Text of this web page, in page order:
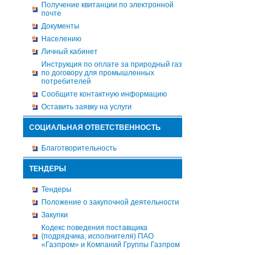
Получение квитанции по электронной
почте
Документы
Населению
Личный кабинет
Инструкция по оплате за природный газ
по договору для промышленных
потребителей
Сообщите контактную информацию
Оставить заявку на услуги
СОЦИАЛЬНАЯ ОТВЕТСТВЕННОСТЬ
Благотворительность
ТЕНДЕРЫ
Тендеры
Положение о закупочной деятельности
Закупки
Кодекс поведения поставщика
(подрядчика, исполнителя) ПАО
«Газпром» и Компаний Группы Газпром